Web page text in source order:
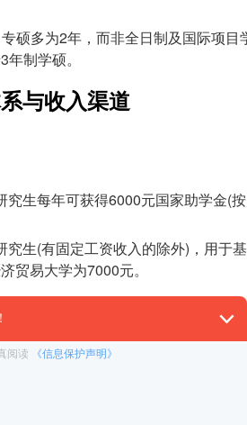
硕多为2年，而非全日制及国际项
制学硕。
与收入渠道
究生每年可获得6000元国家助学金(
究生(有固定工资收入的除外)，用于
贸易大学为7000元。
奖学金(硕士2万元/年)、学业奖学金(
若获一等奖学金可直接抵扣8000元